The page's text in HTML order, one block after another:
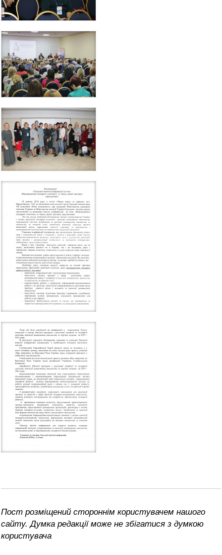
Пост розміщений стороннім користувачем нашого
сайту. Думка редакції може не збігатися з думкою
користувача